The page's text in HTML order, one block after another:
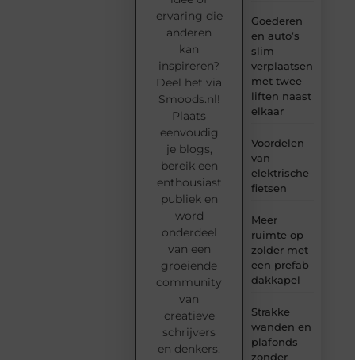
Goederen
en auto’s
slim
verplaatsen
met twee
liften naast
elkaar
Voordelen
van
elektrische
fietsen
Meer
ruimte op
zolder met
een prefab
dakkapel
Strakke
wanden en
plafonds
zonder
ervaring die
anderen
kan
inspireren?
Deel het via
Smoods.nl!
Plaats
eenvoudig
je blogs,
bereik een
enthousiast
publiek en
word
onderdeel
van een
groeiende
community
van
creatieve
schrijvers
en denkers.